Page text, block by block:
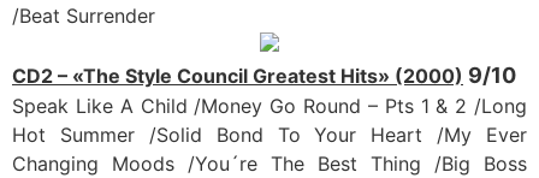
/Beat Surrender
CD2 – «The Style Council Greatest Hits» (2000) 9/10
Speak Like A Child /Money Go Round – Pts 1 & 2 /Long
Hot Summer /Solid Bond To Your Heart /My Ever
Changing Moods /You´re The Best Thing /Big Boss